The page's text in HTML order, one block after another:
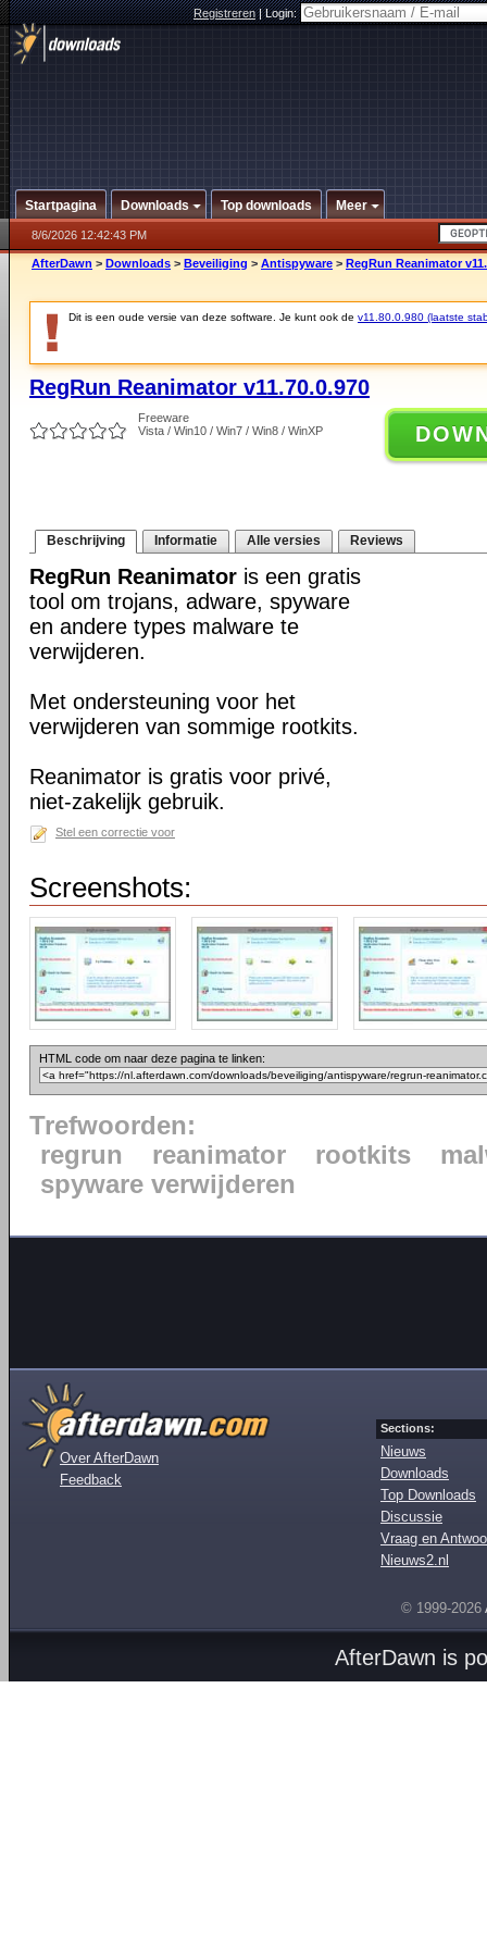
Registreren|Login:
Startpagina Downloads Top downloads Meer
8/6/2026 12:42:43 PM
AfterDawn > Downloads > Beveiliging > Antispyware > RegRun Reanimator
Dit is een oude versie van deze software. Je kunt ook de v11.80.0.980 (laatste
RegRun Reanimator v11.70.0.970
Freeware
Vista / Win10 / Win7 / Win8 / WinXP
Beschrijving Informatie Alle versies Reviews
RegRun Reanimator is een gratis
tool om trojans, adware, spyware
en andere types malware te
verwijderen.
Met ondersteuning voor het
verwijderen van sommige rootkits.
Reanimator is gratis voor privé,
niet-zakelijk gebruik.
Stel een correctie voor
Screenshots:
HTML code om naar deze pagina te linken:
Trefwoorden:
regrun
reanimator rootkits
spyware verwijderen
Over AfterDawn
Feedback
Sections:
Nieuws
Downloads
Top Downloads
Discussie
Vraag en
Nieuws2.nl
© 1999-2026
AfterDawn is